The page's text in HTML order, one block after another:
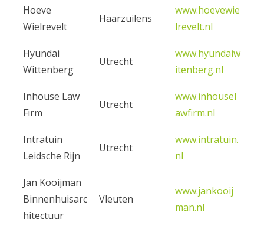
Hoeve
Wielrevelt
Haarzuilens
www.hoevewie
lrevelt.nl
Hyundai
Wittenberg
Utrecht
www.hyundaiw
itenberg.nl
Inhouse Law
Firm
Utrecht
www.inhousel
awfirm.nl
Intratuin
Leidsche Rijn
Utrecht
www.intratuin.
nl
Jan Kooijman
Binnenhuisarc
hitectuur
Vleuten
www.jankooij
man.nl